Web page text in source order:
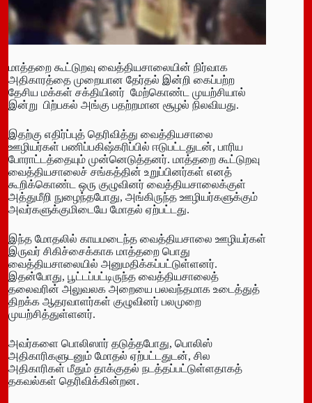
மாத்தறை கூட்டுறவு வைத்தியசாலையின் நிர்வாக
அதிகாரத்தை முறையான தேர்தல் இன்றி கைப்பற்ற
தேசிய மக்கள் சக்தியினர் மேற்கொண்ட முயற்சியால்
இன்று பிற்பகல் அங்கு பதற்றமான சூழல் நிலவியது.
இதற்கு எதிர்ப்புத் தெரிவித்து வைத்தியசாலை
ஊழியர்கள் பணிப்பகிஷ்கரிப்பில் ஈடுபட்டதுடன், பாரிய
போராட்டத்தையும் முன்னெடுத்தனர். மாத்தறை கூட்டுறவு
வைத்தியசாலைச் சங்கத்தின் உறுப்பினர்கள் எனத்
கூறிக்கொண்ட ஒரு குழுவினர் வைத்தியசாலைக்குள்
அத்துமீறி நுழைந்தபோது, அங்கிருந்த ஊழியர்களுக்கும்
அவர்களுக்குமிடையே மோதல் ஏற்பட்டது.
இந்த மோதலில் காயமடைந்த வைத்தியசாலை ஊழியர்கள்
இருவர் சிகிச்சைக்காக மாத்தறை பொது
வைத்தியசாலையில் அனுமதிக்கப்பட்டுள்ளனர்.
இதன்போது, பூட்டப்பட்டிருந்த வைத்தியசாலைத்
தலைவரின் அலுவலக அறையை பலவந்தமாக உடைத்துத்
திறக்க ஆதரவாளர்கள் குழுவினர் பலமுறை
முயற்சித்துள்ளனர்.
அவர்களை பொலிஸார் தடுத்தபோது, பொலிஸ்
அதிகாரிகளுடனும் மோதல் ஏற்பட்டதுடன், சில
அதிகாரிகள் மீதும் தாக்குதல் நடத்தப்பட்டுள்ளதாகத்
தகவல்கள் தெரிவிக்கின்றன.